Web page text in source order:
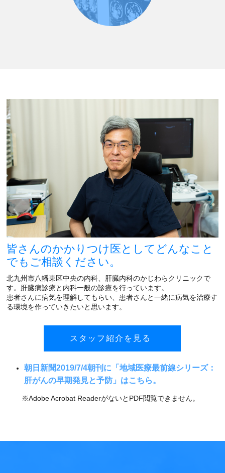
皆さんのかかりつけ医としてどんなこと
でもご相談ください。
北九州市八幡東区中央の内科、肝臓内科のかじわらクリニックで
す。肝臓病診療と内科一般の診療を行っています。
患者さんに病気を理解してもらい、患者さんと一緒に病気を治療す
る環境を作っていきたいと思います。
スタッフ紹介を見る
朝日新聞2019/7/4朝刊に「地域医療最前線シリーズ：
肝がんの早期発見と予防」はこちら。
※Adobe Acrobat ReaderがないとPDF閲覧できません。